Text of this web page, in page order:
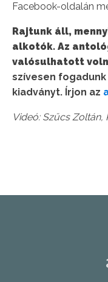
Facebook-oldalán
Rajtunk áll,
alkotók. Az
valósulhatott
szívesen
kiadványt. Írjon az
Videó: Szűcs Zoltán,